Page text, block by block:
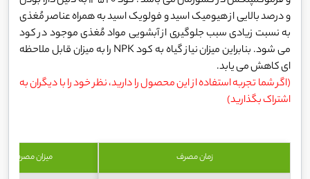
و درصد بالایی از هیومیک اسید و فولویک اسید به همراه عناصر مُغذی
به نسبت زیادی سبب جلوگیری از آبشویی مواد مُغذی موجود در کود
می شود. بنابراین میزان نیاز گیاه به کود NPK را به میزان قابل ملاحظه
ای کاهش می یابد.
(اگر شما تجربه استفاده از این محصول را دارید، نظر خود را با دیگران به
اشتراک بگذارید)
زمان مصرف میزان مصرف